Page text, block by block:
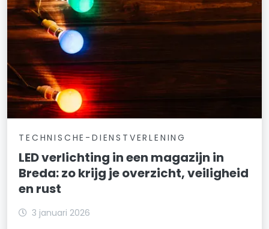
TECHNISCHE-DIENSTVERLENING
LED verlichting in een magazijn in
Breda: zo krijg je overzicht, veiligheid
en rust
3 januari 2026